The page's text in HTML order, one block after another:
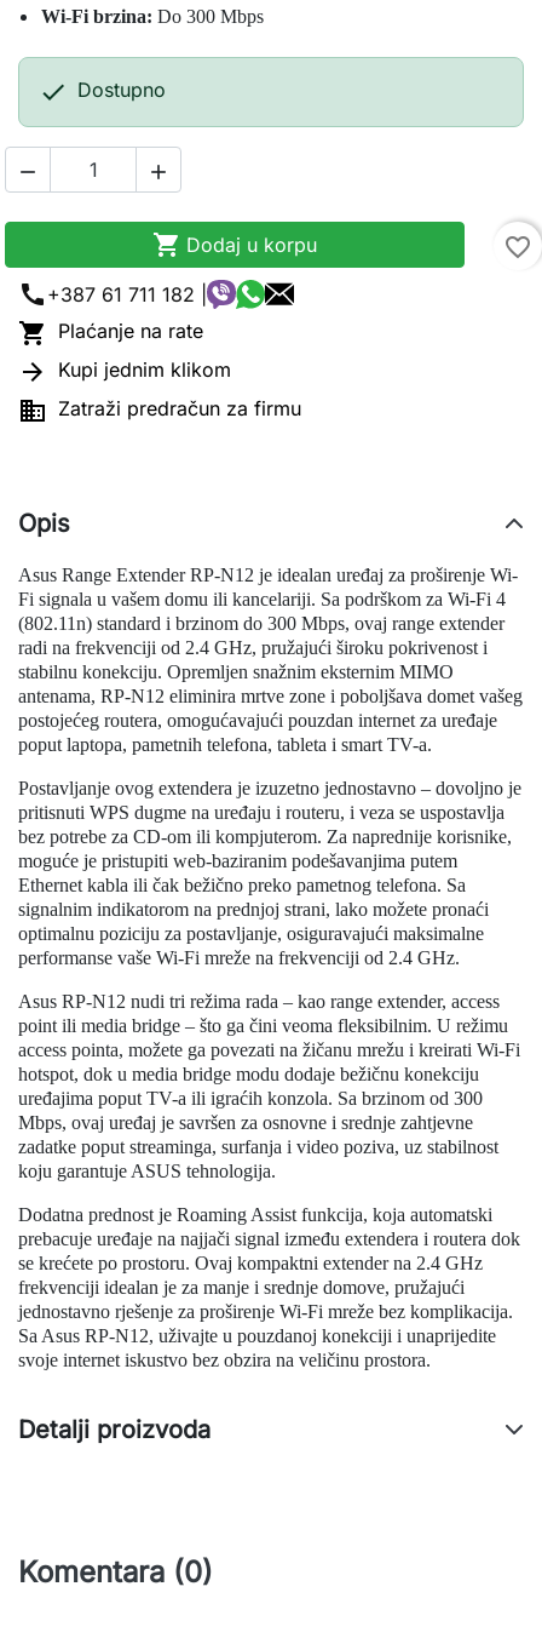
Wi-Fi brzina: Do 300 Mbps
 Dostupno
 
 Dodaj u korpu
favorite_border
call +387 61 711 182 |
 Plaćanje na rate
 Kupi jednim klikom
 Zatraži predračun za firmu
Opis
Asus Range Extender RP-N12 je idealan uređaj za proširenje Wi-
Fi signala u vašem domu ili kancelariji. Sa podrškom za Wi-Fi 4
(802.11n) standard i brzinom do 300 Mbps, ovaj range extender
radi na frekvenciji od 2.4 GHz, pružajući široku pokrivenost i
stabilnu konekciju. Opremljen snažnim eksternim MIMO
antenama, RP-N12 eliminira mrtve zone i poboljšava domet vašeg
postojećeg routera, omogućavajući pouzdan internet za uređaje
poput laptopa, pametnih telefona, tableta i smart TV-a.
Postavljanje ovog extendera je izuzetno jednostavno – dovoljno je
pritisnuti WPS dugme na uređaju i routeru, i veza se uspostavlja
bez potrebe za CD-om ili kompjuterom. Za naprednije korisnike,
moguće je pristupiti web-baziranim podešavanjima putem
Ethernet kabla ili čak bežično preko pametnog telefona. Sa
signalnim indikatorom na prednjoj strani, lako možete pronaći
optimalnu poziciju za postavljanje, osiguravajući maksimalne
performanse vaše Wi-Fi mreže na frekvenciji od 2.4 GHz.
Asus RP-N12 nudi tri režima rada – kao range extender, access
point ili media bridge – što ga čini veoma fleksibilnim. U režimu
access pointa, možete ga povezati na žičanu mrežu i kreirati Wi-Fi
hotspot, dok u media bridge modu dodaje bežičnu konekciju
uređajima poput TV-a ili igraćih konzola. Sa brzinom od 300
Mbps, ovaj uređaj je savršen za osnovne i srednje zahtjevne
zadatke poput streaminga, surfanja i video poziva, uz stabilnost
koju garantuje ASUS tehnologija.
Dodatna prednost je Roaming Assist funkcija, koja automatski
prebacuje uređaje na najjači signal između extendera i routera dok
se krećete po prostoru. Ovaj kompaktni extender na 2.4 GHz
frekvenciji idealan je za manje i srednje domove, pružajući
jednostavno rješenje za proširenje Wi-Fi mreže bez komplikacija.
Sa Asus RP-N12, uživajte u pouzdanoj konekciji i unaprijedite
svoje internet iskustvo bez obzira na veličinu prostora.
Detalji proizvoda
Komentara (0)